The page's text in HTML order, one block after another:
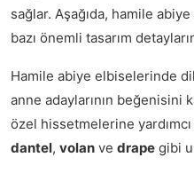
sağlar. Aşağıda, hamile
bazı önemli tasarım
Hamile abiye elbiselerinde
anne adaylarının beğenisini
özel hissetmelerine
dantel, volan ve drape gibi